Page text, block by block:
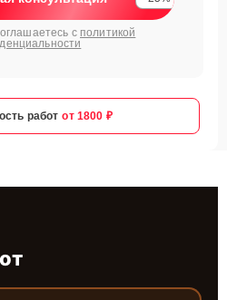
с политикой
работ от 1800 ₽